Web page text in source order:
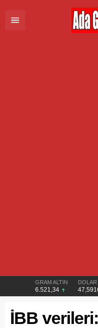
GRAM ALTIN
6.521,34
DOLAR
İBB